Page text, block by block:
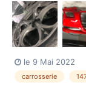
le 9 Mai 2022
carrosserie